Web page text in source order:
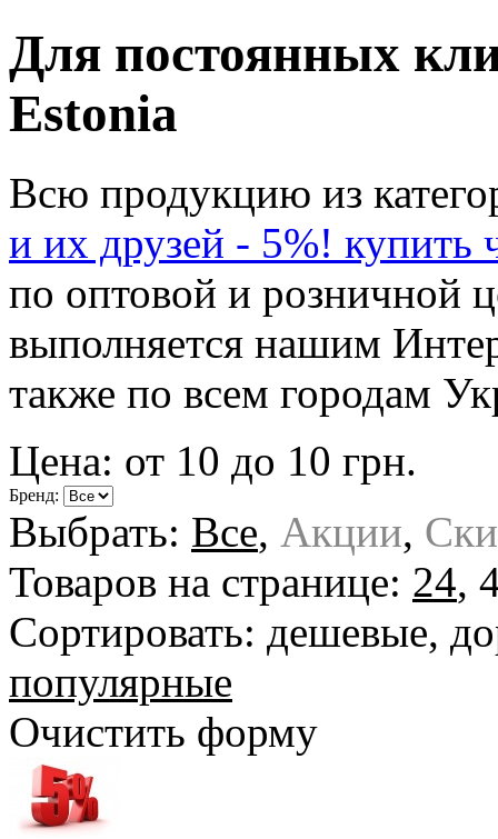
Для постоянных
Estonia
Всю продукцию из
и их друзей - 5%! купить
по оптовой и розничной
выполняется нашим
также по всем городам
Цена: от 10 до 10 грн.
Бренд:
Выбрать: Все, Акции,
Товаров на странице: 24,
Сортировать: дешевые,
популярные
Очистить форму